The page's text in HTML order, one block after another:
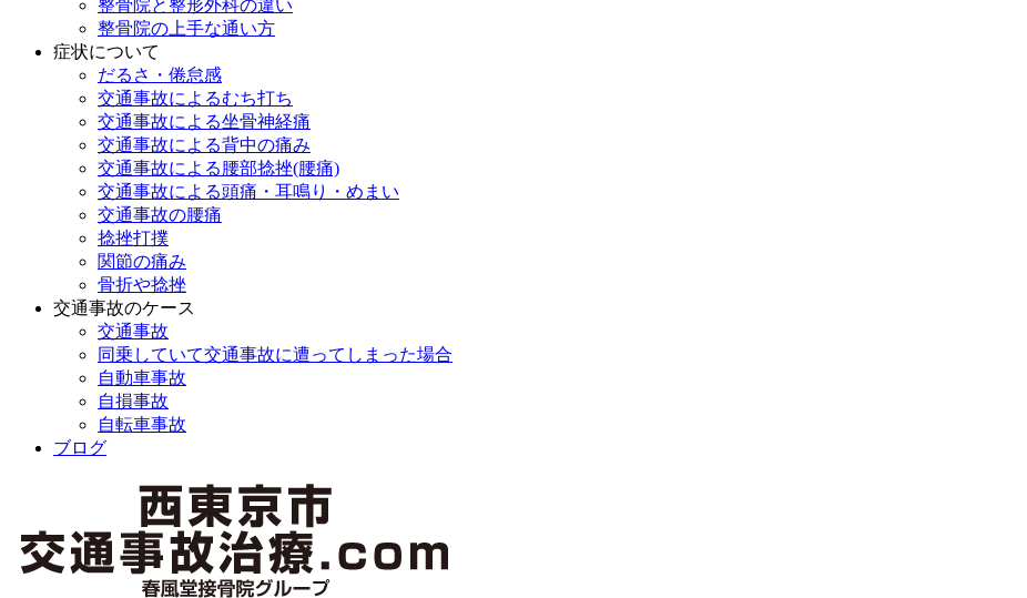
整骨院と整形外科の違い
整骨院の上手な通い方
症状について
だるさ・倦怠感
交通事故によるむち打ち
交通事故による坐骨神経痛
交通事故による背中の痛み
交通事故による腰部捻挫(腰痛)
交通事故による頭痛・耳鳴り・めまい
交通事故の腰痛
捻挫打撲
関節の痛み
骨折や捻挫
交通事故のケース
交通事故
同乗していて交通事故に遭ってしまった場合
自動車事故
自損事故
自転車事故
ブログ